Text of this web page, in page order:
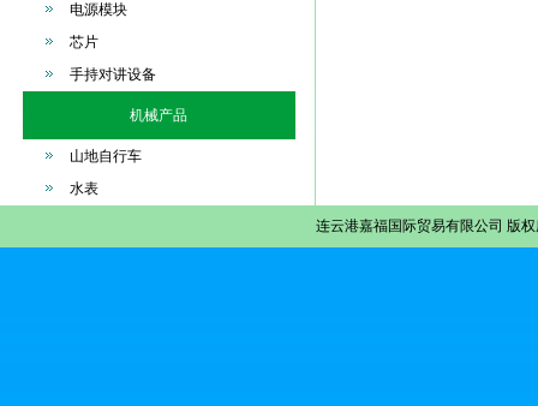
电源模块
芯片
手持对讲设备
机械产品
山地自行车
水表
连云港嘉福国际贸易有限公司 版